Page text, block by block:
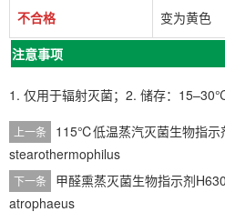
不合格 变为黄色
注意事项
1. 仅用于辐射灭菌；2. 储存：
上一条
115℃低温蒸汽灭菌生物指示
stearothermophilus
下一条
甲醛熏蒸灭菌生物指示剂
atrophaeus